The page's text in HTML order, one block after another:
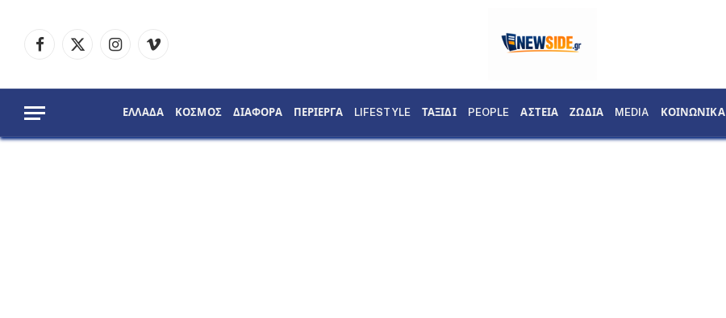
Facebook
X
InstagramVimeo
ΕΛΛΑΔΑ ΚΟΣΜΟΣ ΔΙΑΦΟΡΑ ΠΕΡΙΕΡΓΑ LIFESTYLE ΤΑΞΙΔΙ PEOPLE ΑΣΤΕΙΑ ΖΩΔΙΑ MEDIA ΚΟΙΝΩΝΙΚΑ